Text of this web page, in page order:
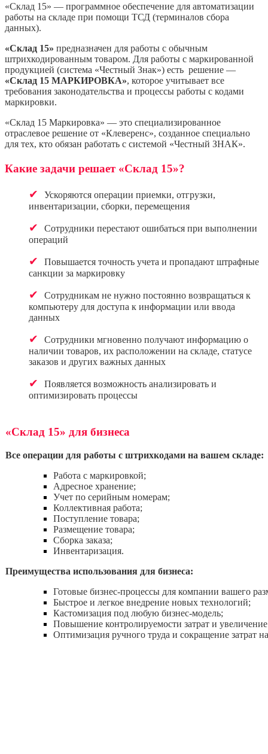
«Склад 15» — программное обеспечение для автоматизации
работы на складе при помощи ТСД (терминалов сбора
данных).
«Склад 15» предназначен для работы с обычным
штрихкодированным товаром. Для работы с маркированной
продукцией (система «Честный Знак») есть решение —
«Склад 15 МАРКИРОВКА», которое учитывает все
требования законодательства и процессы работы с кодами
маркировки.
«Склад 15 Маркировка» — это специализированное
отраслевое решение от «Клеверенс», созданное специально
для тех, кто обязан работать с системой «Честный ЗНАК».
Какие задачи решает «Склад 15»?
✔
Ускоряются операции приемки, отгрузки,
инвентаризации, сборки, перемещения
✔
Сотрудники перестают ошибаться при выполнении
операций
✔
Повышается точность учета и пропадают штрафные
санкции за маркировку
✔
Сотрудникам не нужно постоянно возвращаться к
компьютеру для доступа к информации или ввода
данных
✔
Сотрудники мгновенно получают информацию о
наличии товаров, их расположении на складе, статусе
заказов и других важных данных
✔
Появляется возможность анализировать и
оптимизировать процессы
«Склад 15» для бизнеса
Все операции для работы с штрихкодами на вашем складе:
Работа с маркировкой;
Адресное хранение;
Учет по серийным номерам;
Коллективная работа;
Поступление товара;
Размещение товара;
Сборка заказа;
Инвентаризация.
Преимущества использования для бизнеса:
Готовые бизнес-процессы для компании вашего
Быстрое и легкое внедрение новых технологий;
Кастомизация под любую бизнес-модель;
Повышение контролируемости затрат и
Оптимизация ручного труда и сокращение затрат